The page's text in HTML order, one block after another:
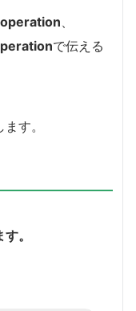
で伝える
す。
。